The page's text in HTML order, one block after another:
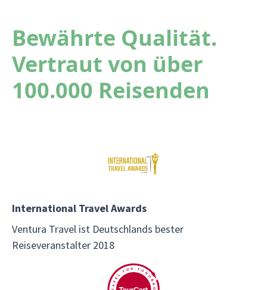
Bewährte Qualität.
Vertraut von über
100.000 Reisenden
International Travel Awards
Ventura Travel ist Deutschlands bester
Reiseveranstalter 2018